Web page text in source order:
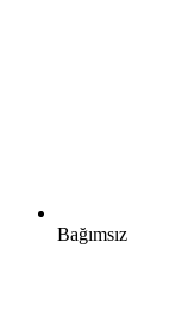
Bağımsız